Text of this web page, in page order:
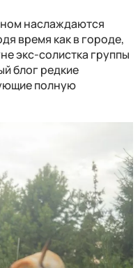
наслаждаются
время как в городе,
экс-солистка группы
блог редкие
полную